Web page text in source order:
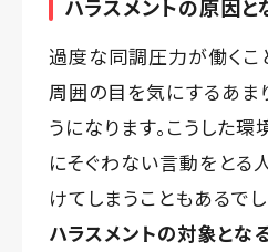
ハラスメントの原因と
過度な同調圧力が働くこ
周囲の目を気にするあま
うになります。こうした
にそぐわない言動をとる
けてしまうこともあるでし
ハラスメントの対象とな